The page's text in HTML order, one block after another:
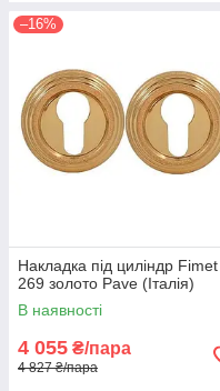
–16%
Накладка під циліндр Fimet
269 золото Pave (Італія)
В наявності
4 055 ₴/пара
4 827 ₴/пара